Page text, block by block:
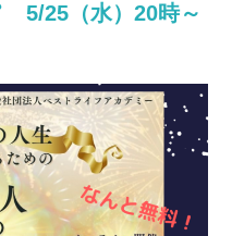
5/25（水）20時～